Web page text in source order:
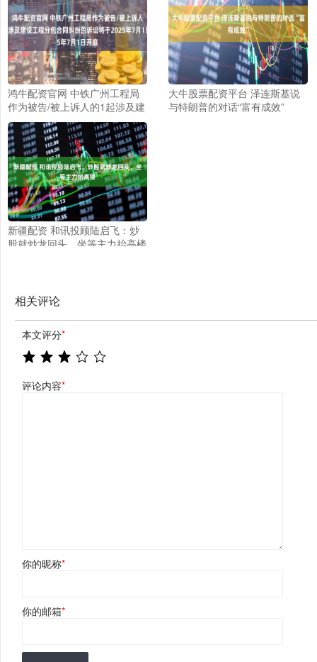
鸿牛配资官网 中铁广州工程局
作为被告/被上诉人的1起涉及建
设工程分包合同纠纷的诉讼将于
2025年7月1日开庭
大牛股票配资平台 泽连斯基说
与特朗普的对话“富有成效”
新疆配资 和讯投顾陆启飞：炒
股就炒龙回头，坐等主力抬高楼
相关评论
本文评分*
评论内容*
你的昵称*
你的邮箱*